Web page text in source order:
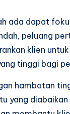
ada dapat
peluang
klien
tinggi bagi
hambatan
yang